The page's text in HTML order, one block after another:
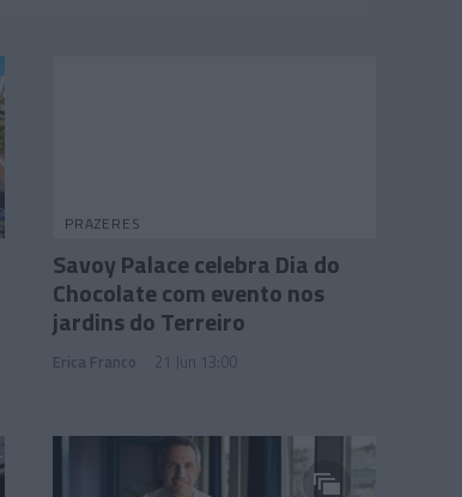
PRAZERES
Savoy Palace celebra Dia do
Chocolate com evento nos
jardins do Terreiro
Erica Franco 21 Jun 13:00